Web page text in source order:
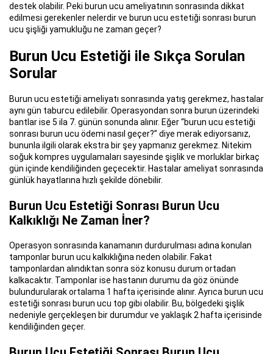
destek olabilir. Peki burun ucu ameliyatının sonrasında dikkat
edilmesi gerekenler nelerdir ve burun ucu estetiği sonrası burun
ucu şişliği yamukluğu ne zaman geçer?
Burun Ucu Estetiği ile Sıkça Sorulan
Sorular
Burun ucu estetiği ameliyatı sonrasında yatış gerekmez, hastalar
aynı gün taburcu edilebilir. Operasyondan sonra burun üzerindeki
bantlar ise 5 ila 7. günün sonunda alınır. Eğer “burun ucu estetiği
sonrası burun ucu ödemi nasıl geçer?” diye merak ediyorsanız,
bununla ilgili olarak ekstra bir şey yapmanız gerekmez. Nitekim
soğuk kompres uygulamaları sayesinde şişlik ve morluklar birkaç
gün içinde kendiliğinden geçecektir. Hastalar ameliyat sonrasında
günlük hayatlarına hızlı şekilde dönebilir.
Burun Ucu Estetiği Sonrası Burun Ucu
Kalkıklığı Ne Zaman İner?
Operasyon sonrasında kanamanın durdurulması adına konulan
tamponlar burun ucu kalkıklığına neden olabilir. Fakat
tamponlardan alındıktan sonra söz konusu durum ortadan
kalkacaktır. Tamponlar ise hastanın durumu da göz önünde
bulundurularak ortalama 1 hafta içerisinde alınır. Ayrıca burun ucu
estetiği sonrası burun ucu top gibi olabilir. Bu, bölgedeki şişlik
nedeniyle gerçekleşen bir durumdur ve yaklaşık 2 hafta içerisinde
kendiliğinden geçer.